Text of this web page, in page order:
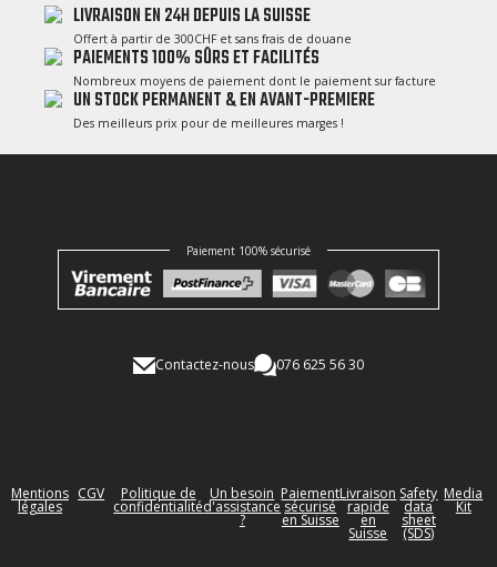
LIVRAISON EN 24H DEPUIS LA SUISSE
Offert à partir de 300CHF et sans frais de douane
PAIEMENTS 100% SÛRS ET FACILITÉS
Nombreux moyens de paiement dont le paiement sur facture
UN STOCK PERMANENT & EN AVANT-PREMIERE
Des meilleurs prix pour de meilleures marges !
Paiement 100% sécurisé
Contactez-nous 076 625 56 30
Mentions
légales
CGV Politique de
confidentialité
Un besoin
d'assistance
?
Paiement
sécurisé
en Suisse
Livraison
rapide
en
Suisse
Safety
data
sheet
(SDS)
Media
Kit